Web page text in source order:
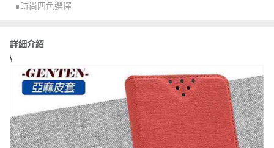
∎時尚四色選擇
詳細介紹
\